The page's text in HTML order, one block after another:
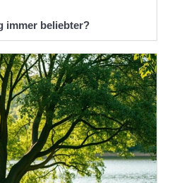
immer beliebter?